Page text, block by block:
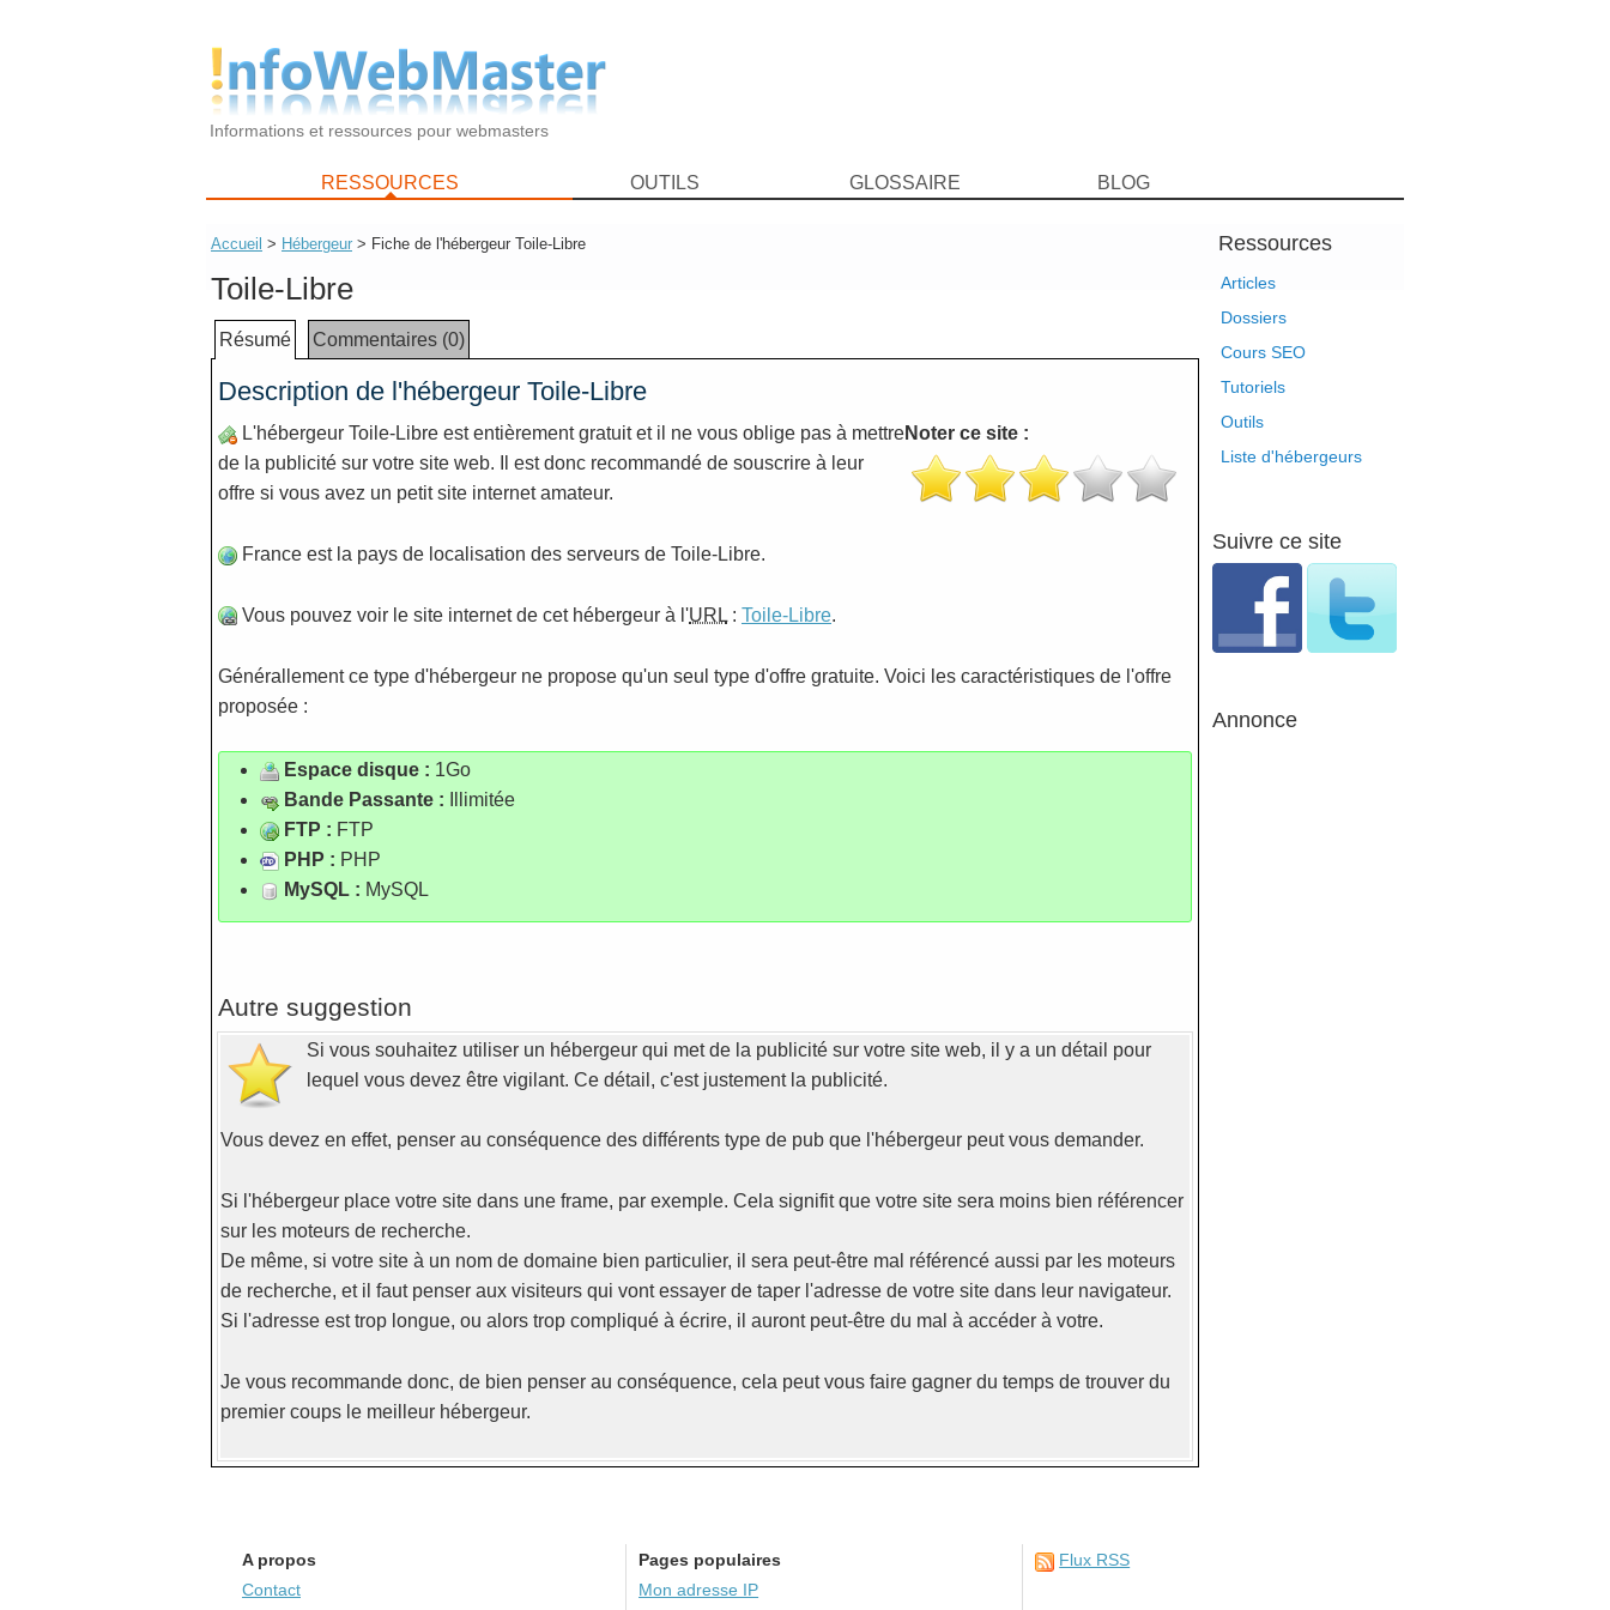
Informations et ressources pour webmasters
RESSOURCES OUTILS GLOSSAIRE BLOG
Ressources
Articles
Dossiers
Cours SEO
Tutoriels
Outils
Liste d'hébergeurs
Suivre ce site
Annonce
Accueil > Hébergeur > Fiche de l'hébergeur Toile-Libre
Toile-Libre
Résumé Commentaires (0)
Description de l'hébergeur Toile-Libre
Noter ce site :
L'hébergeur Toile-Libre est entièrement gratuit et il ne vous oblige pas à mettre
de la publicité sur votre site web. Il est donc recommandé de souscrire à leur
offre si vous avez un petit site internet amateur.
France est la pays de localisation des serveurs de Toile-Libre.
Vous pouvez voir le site internet de cet hébergeur à l'URL : Toile-Libre.
Générallement ce type d'hébergeur ne propose qu'un seul type d'offre gratuite. Voici les caractéristiques de l'offre
proposée :
Espace disque : 1Go
Bande Passante : Illimitée
FTP : FTP
PHP : PHP
MySQL : MySQL
Autre suggestion
Si vous souhaitez utiliser un hébergeur qui met de la publicité sur votre site web, il y a un détail pour
lequel vous devez être vigilant. Ce détail, c'est justement la publicité.
Vous devez en effet, penser au conséquence des différents type de pub que l'hébergeur peut vous demander.
Si l'hébergeur place votre site dans une frame, par exemple. Cela signifit que votre site sera moins bien référencer
sur les moteurs de recherche.
De même, si votre site à un nom de domaine bien particulier, il sera peut-être mal référencé aussi par les moteurs
de recherche, et il faut penser aux visiteurs qui vont essayer de taper l'adresse de votre site dans leur navigateur.
Si l'adresse est trop longue, ou alors trop compliqué à écrire, il auront peut-être du mal à accéder à votre.
Je vous recommande donc, de bien penser au conséquence, cela peut vous faire gagner du temps de trouver du
premier coups le meilleur hébergeur.
A propos
Contact
Pages populaires
Mon adresse IP
Flux RSS